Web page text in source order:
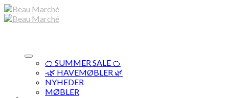
Skip
to
🍊 SUMMER SALE 🍊
·🌿 HAVEMØBLER 🌿
NYHEDER
MØBLER